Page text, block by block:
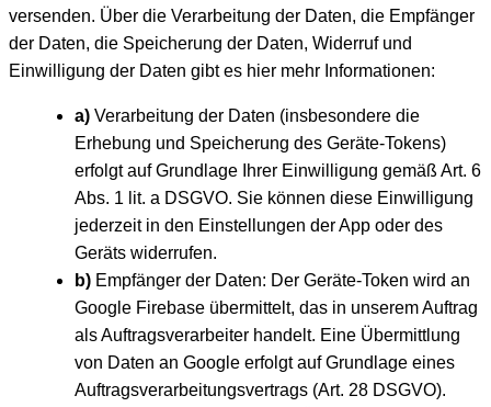
versenden. Über die Verarbeitung der Daten, die Empfänger
der Daten, die Speicherung der Daten, Widerruf und
Einwilligung der Daten gibt es hier mehr Informationen:
a) Verarbeitung der Daten (insbesondere die
Erhebung und Speicherung des Geräte-Tokens)
erfolgt auf Grundlage Ihrer Einwilligung gemäß Art. 6
Abs. 1 lit. a DSGVO. Sie können diese Einwilligung
jederzeit in den Einstellungen der App oder des
Geräts widerrufen.
b) Empfänger der Daten: Der Geräte-Token wird an
Google Firebase übermittelt, das in unserem Auftrag
als Auftragsverarbeiter handelt. Eine Übermittlung
von Daten an Google erfolgt auf Grundlage eines
Auftragsverarbeitungsvertrags (Art. 28 DSGVO).